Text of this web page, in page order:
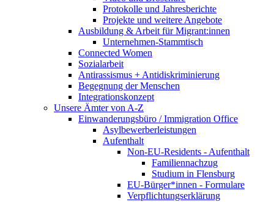
Protokolle und Jahresberichte
Projekte und weitere Angebote
Ausbildung & Arbeit für Migrant:innen
Unternehmen-Stammtisch
Connected Women
Sozialarbeit
Antirassismus + Antidiskriminierung
Begegnung der Menschen
Integrationskonzept
Unsere Ämter von A-Z
Einwanderungsbüro / Immigration Office
Asylbewerberleistungen
Aufenthalt
Non-EU-Residents - Aufenthalt
Familiennachzug
Studium in Flensburg
EU-Bürger*innen - Formulare
Verpflichtungserklärung